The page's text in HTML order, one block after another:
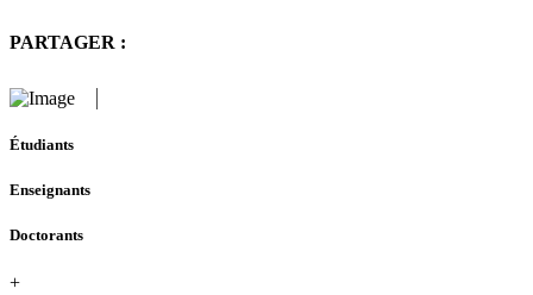
PARTAGER :
Étudiants
Enseignants
Doctorants
+